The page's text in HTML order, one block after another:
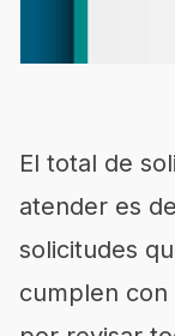
El total de
atender es
solicitudes
cumplen con